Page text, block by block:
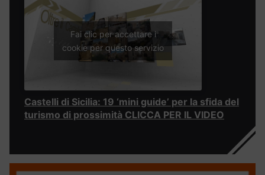
Fai clic per accettare i
cookie per questo servizio
Castelli di Sicilia: 19 ‘mini guide’ per la sfida del
turismo di prossimità CLICCA PER IL VIDEO